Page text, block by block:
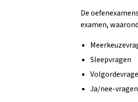
De
examen,
Sleepvragen
Ja/nee-vragen